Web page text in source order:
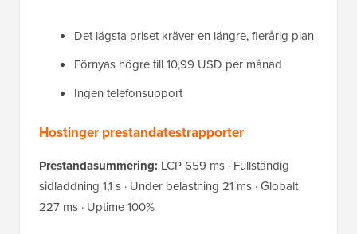
Det lägsta priset kräver en längre, flerårig plan
Förnyas högre till 10,99 USD per månad
Ingen telefonsupport
Hostinger prestandatestrapporter
Prestandasummering: LCP 659 ms · Fullständig
sidladdning 1,1 s · Under belastning 21 ms · Globalt
227 ms · Uptime 100%